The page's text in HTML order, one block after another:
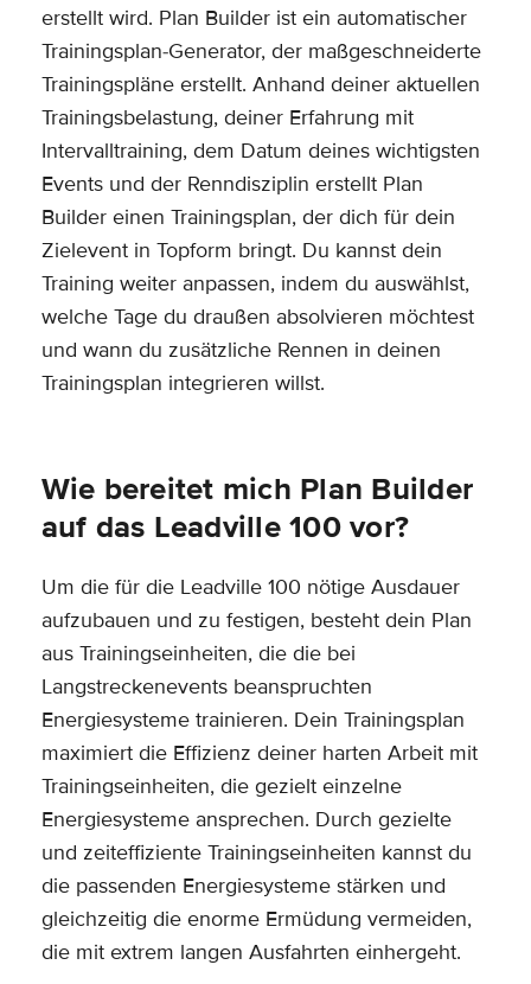
erstellt wird. Plan Builder ist ein automatischer
Trainingsplan-Generator, der maßgeschneiderte
Trainingspläne erstellt. Anhand deiner aktuellen
Trainingsbelastung, deiner Erfahrung mit
Intervalltraining, dem Datum deines wichtigsten
Events und der Renndisziplin erstellt Plan
Builder einen Trainingsplan, der dich für dein
Zielevent in Topform bringt. Du kannst dein
Training weiter anpassen, indem du auswählst,
welche Tage du draußen absolvieren möchtest
und wann du zusätzliche Rennen in deinen
Trainingsplan integrieren willst.
Wie bereitet mich Plan Builder
auf das Leadville 100 vor?
Um die für die Leadville 100 nötige Ausdauer
aufzubauen und zu festigen, besteht dein Plan
aus Trainingseinheiten, die die bei
Langstreckenevents beanspruchten
Energiesysteme trainieren. Dein Trainingsplan
maximiert die Effizienz deiner harten Arbeit mit
Trainingseinheiten, die gezielt einzelne
Energiesysteme ansprechen. Durch gezielte
und zeiteffiziente Trainingseinheiten kannst du
die passenden Energiesysteme stärken und
gleichzeitig die enorme Ermüdung vermeiden,
die mit extrem langen Ausfahrten einhergeht.